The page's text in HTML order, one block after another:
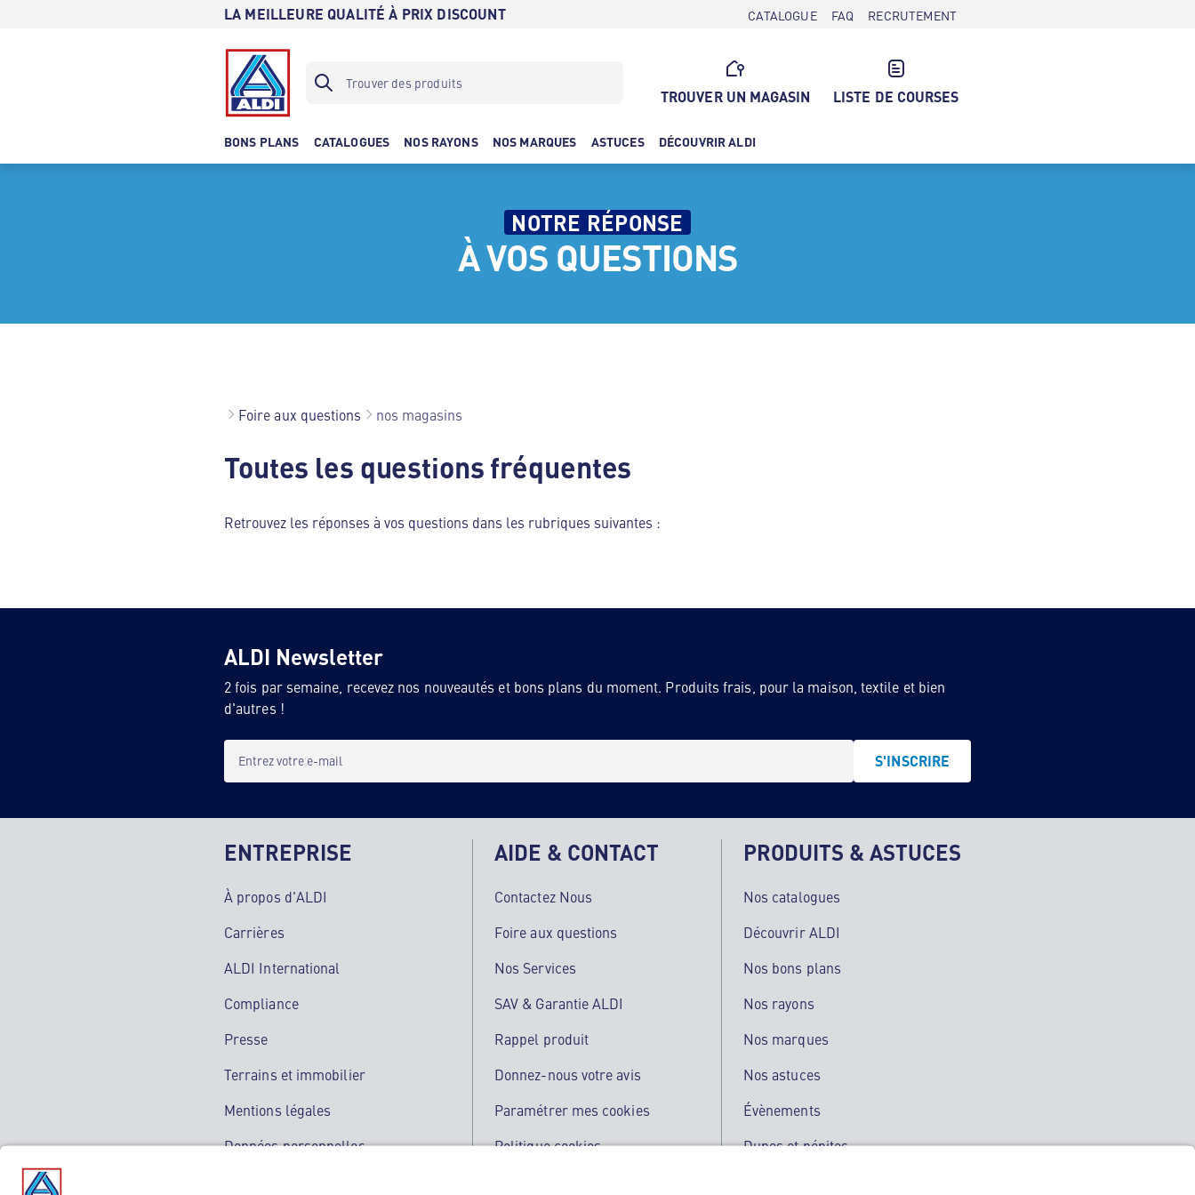
LA MEILLEURE QUALITÉ À PRIX DISCOUNT CATALOGUE FAQ RECRUTEMENT
TROUVER UN MAGASIN LISTE DE COURSES
BONS PLANS CATALOGUES NOS RAYONS NOS MARQUES ASTUCES DÉCOUVRIR ALDI
NOTRE RÉPONSE
À VOS QUESTIONS
Foire aux questions nos magasins
Toutes les questions fréquentes
Retrouvez les réponses à vos questions dans les rubriques suivantes :
ALDI Newsletter
2 fois par semaine, recevez nos nouveautés et bons plans du moment. Produits frais, pour la maison, textile et bien
d'autres !
Entrez votre e-mail S'INSCRIRE
ENTREPRISE
À propos d'ALDI
Carrières
ALDI International
Compliance
Presse
Terrains et immobilier
Mentions légales
Données personnelles
AIDE & CONTACT
Contactez Nous
Foire aux questions
Nos Services
SAV & Garantie ALDI
Rappel produit
Donnez-nous votre avis
Paramétrer mes cookies
Politique cookies
PRODUITS & ASTUCES
Nos catalogues
Découvrir ALDI
Nos bons plans
Nos rayons
Nos marques
Nos astuces
Évènements
Dupes et pépites